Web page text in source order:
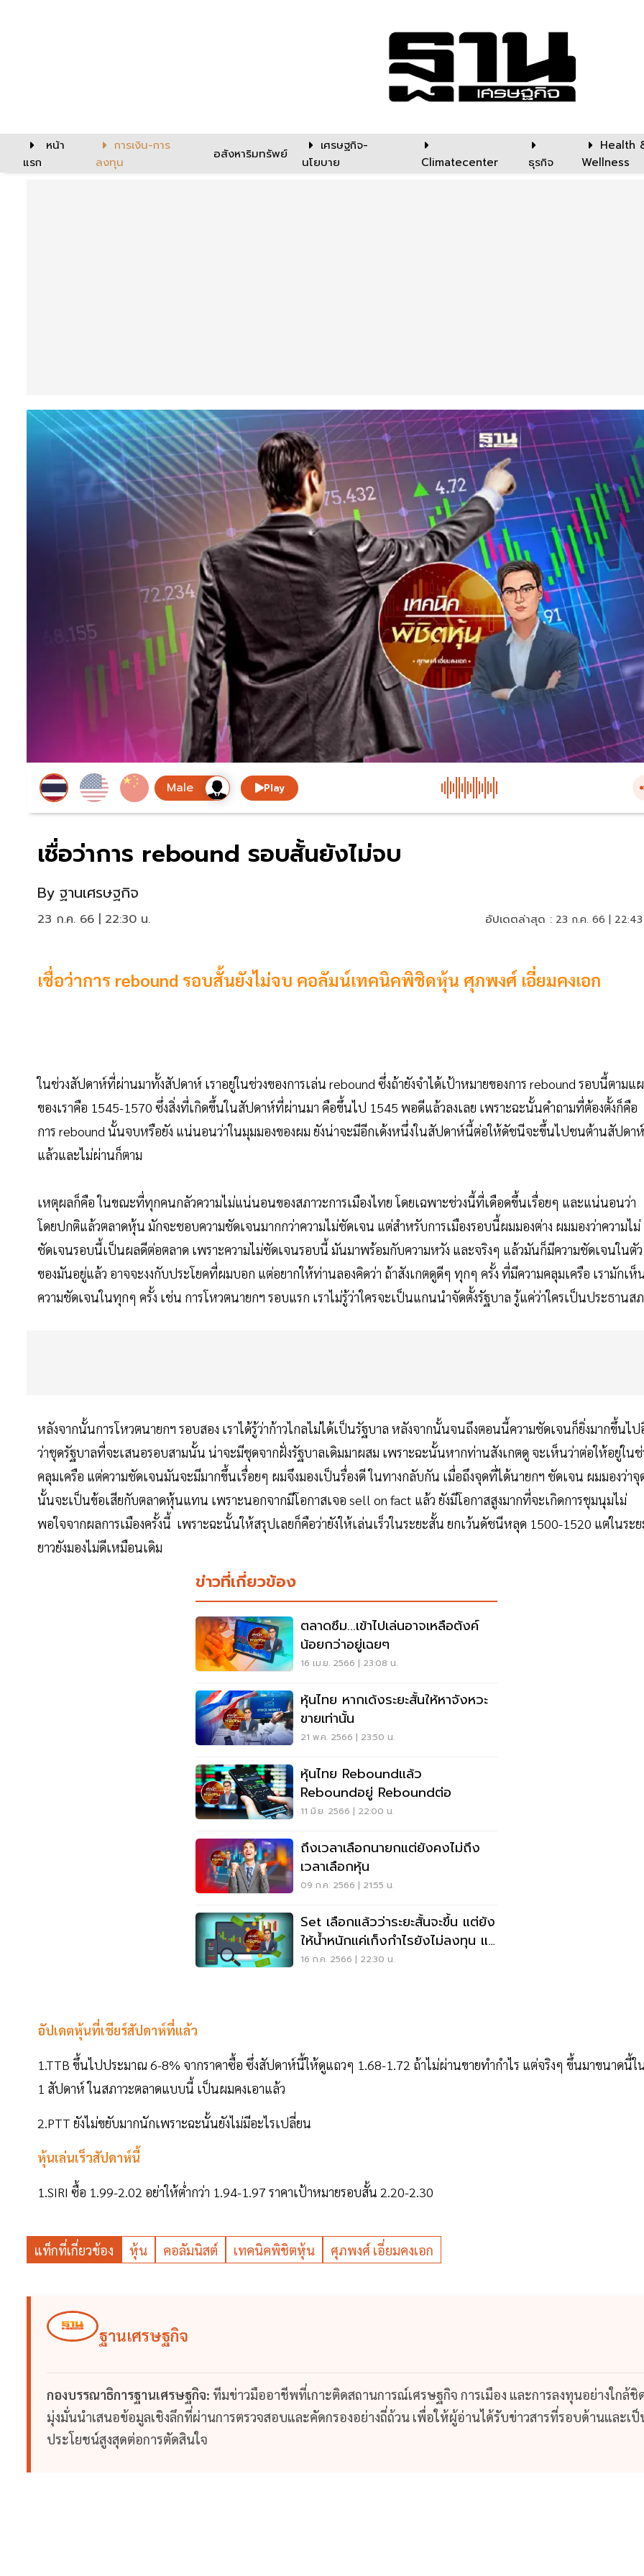
หน้า
แรก
การเงิน-การ
ลงทุน
อสังหาริมทรัพย์
เศรษฐกิจ-
นโยบาย
Climatecenter ธุรกิจ
Health
Wellness
Play
เชื่อว่าการ rebound รอบสั้นยังไม่จบ
By ฐานเศรษฐกิจ
23 ก.ค. 66 | 22:30 น. อัปเดตล่าสุด : 23 ก.ค. 66 |
เชื่อว่าการ rebound รอบสั้นยังไม่จบ คอลัมน์เทคนิคพิชิดหุ้น ศุภพงศ์ เอี่ยมคงเอก
ในช่วงสัปดาห์ที่ผ่านมาทั้งสัปดาห์ เราอยู่ในช่วงของการเล่น rebound ซึ่งถ้ายังจำได้เป้าหมายของการ rebound รอบนี้ตามแ
ของเราคือ 1545-1570 ซึ่งสิ่งที่เกิดขึ้นในสัปดาห์ที่ผ่านมา คือขึ้นไป 1545 พอดีแล้วลงเลย เพราะฉะนั้นคำถามที่ต้องตั้งก็คือ
การ rebound นั้นจบหรือยัง แน่นอนว่าในมุมมองของผม ยังน่าจะมีอีกเด้งหนึ่งในสัปดาห์นี้ต่อให้ดัชนีจะขึ้นไปชนต้านสัปดา
แล้วและไม่ผ่านก็ตาม
เหตุผลก็คือ ในขณะที่ทุกคนกลัวความไม่แน่นอนของสภาวะการเมืองไทย โดยเฉพาะช่วงนี้ที่เดือดขึ้นเรื่อยๆ และแน่นอนว่า
โดยปกติแล้วตลาดหุ้น มักจะชอบความชัดเจนมากกว่าความไม่ชัดเจน แต่สำหรับการเมืองรอบนี้ผมมองต่าง ผมมองว่าความไม่
ชัดเจนรอบนี้เป็นผลดีต่อตลาด เพราะความไม่ชัดเจนรอบนี้ มันมาพร้อมกับความหวัง และจริงๆ แล้วมันก็มีความชัดเจนในตัว
ของมันอยู่แล้ว อาจจะงงกับประโยคที่ผมบอก แต่อยากให้ท่านลองคิดว่า ถ้าสังเกตดูดีๆ ทุกๆ ครั้ง ที่มีความคลุมเครือ เรามักเห็
ความชัดเจนในทุกๆ ครั้ง เช่น การโหวตนายกฯ รอบแรก เราไม่รู้ว่าใครจะเป็นแกนนำจัดตั้งรัฐบาล รู้แค่ว่าใครเป็นประธานส
หลังจากนั้นการโหวตนายกฯ รอบสอง เราได้รู้ว่าก้าวไกลไม่ได้เป็นรัฐบาล หลังจากนั้นจนถึงตอนนี้ความชัดเจนก็ยิ่งมากขึ้นไ
ว่าชุดรัฐบาลที่จะเสนอรอบสามนั้น น่าจะมีชุดจากฝั่งรัฐบาลเดิมมาผสม เพราะฉะนั้นหากท่านสังเกตดู จะเห็นว่าต่อให้อยู่ในช่
คลุมเครือ แต่ความชัดเจนมันจะมีมากขึ้นเรื่อยๆ ผมจึงมองเป็นรื่องดี ในทางกลับกัน เมื่อถึงจุดที่ได้นายกฯ ชัดเจน ผมมองว่าจุ
นั้นจะเป็นข้อเสียกับตลาดหุ้นแทน เพราะนอกจากมีโอกาสเจอ sell on fact แล้ว ยังมีโอกาสสูงมากที่จะเกิดการชุมนุมไม่
พอใจจากผลการเมืองครั้งนี้ เพราะฉะนั้นให้สรุปเลยก็คือว่ายังให้เล่นเร็วในระยะสั้น ยกเว้นดัชนีหลุด 1500-1520 แต่ในระ
ยาวยังมองไม่ดีเหมือนเดิม
ข่าวที่เกี่ยวข้อง
ตลาดซึม...เข้าไปเล่นอาจเหลือตังค์
น้อยกว่าอยู่เฉยๆ
16 เม.ย. 2566 | 23:08 น.
หุ้นไทย หากเด้งระยะสั้นให้หาจังหวะ
ขายเท่านั้น
21 พ.ค. 2566 | 23:50 น.
หุ้นไทย Reboundแล้ว
Reboundอยู่ Reboundต่อ
11 มิ.ย. 2566 | 22:00 น.
ถึงเวลาเลือกนายกแต่ยังคงไม่ถึง
เวลาเลือกหุ้น
09 ก.ค. 2566 | 21:55 น.
Set เลือกแล้วว่าระยะสั้นจะขึ้น แต่ยัง
ให้น้ำหนักแค่เก็งกำไรยังไม่ลงทุน แต่
ก็ควรเล่น
16 ก.ค. 2566 | 22:30 น.
อัปเดตหุ้นที่เชียร์สัปดาห์ที่แล้ว
1.TTB ขึ้นไปประมาณ 6-8% จากราคาซื้อ ซึ่งสัปดาห์นี้ให้ดูแถวๆ 1.68-1.72 ถ้าไม่ผ่านขายทำกำไร แต่จริงๆ ขึ้นมาขนาดนี้ใ
1 สัปดาห์ ในสภาวะตลาดแบบนี้ เป็นผมคงเอาแล้ว
2.PTT ยังไม่ขยับมากนักเพราะฉะนั้นยังไม่มีอะไรเปลี่ยน
หุ้นเล่นเร็วสัปดาห์นี้
1.SIRI ซื้อ 1.99-2.02 อย่าให้ต่ำกว่า 1.94-1.97 ราคาเป้าหมายรอบสั้น 2.20-2.30
แท็กที่เกี่ยวข้อง หุ้น คอลัมนิสต์ เทคนิคพิชิตหุ้น ศุภพงศ์ เอี่ยมคงเอก
ฐานเศรษฐกิจ
กองบรรณาธิการฐานเศรษฐกิจ: ทีมข่าวมืออาชีพที่เกาะติดสถานการณ์เศรษฐกิจ การเมือง และการลงทุนอย่างใกล้ชิ
มุ่งมั่นนำเสนอข้อมูลเชิงลึกที่ผ่านการตรวจสอบและคัดกรองอย่างถี่ถ้วน เพื่อให้ผู้อ่านได้รับข่าวสารที่รอบด้านและเป็
ประโยชน์สูงสุดต่อการตัดสินใจ